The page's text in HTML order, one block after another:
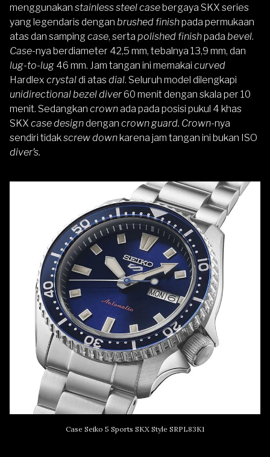
menggunakan stainless steel casebergaya SKX series
yang legendaris dengan brushed finishpada permukaan
atas dan samping case, serta polished finishpada bevel.
Case-nya berdiameter 42,5 mm, tebalnya 13,9 mm, dan
lug-to-lug 46 mm. Jam tangan ini memakai curved
Hardlex crystaldi atasdial. Seluruh model dilengkapi
unidirectional bezel diver60 menit dengan skala per 10
menit. Sedangkan crownada pada posisi pukul 4 khas
SKX case designdengan crown guard. Crown-nya
sendiri tidakscrew downkarena jam tangan ini bukan ISO
diver’s.
Case Seiko 5 Sports SKX Style SRPL83K1